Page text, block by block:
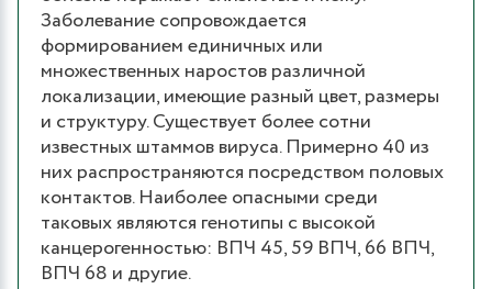
Заболевание сопровождается
формированием единичных или
множественных наростов различной
локализации, имеющие разный цвет, размеры
и структуру. Существует более сотни
известных штаммов вируса. Примерно 40 из
них распространяются посредством половых
контактов. Наиболее опасными среди
таковых являются генотипы с высокой
канцерогенностью: ВПЧ 45, 59 ВПЧ, 66 ВПЧ,
ВПЧ 68 и другие.